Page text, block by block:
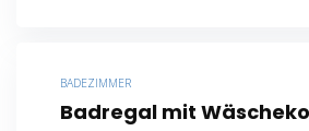
BADEZIMMER
Badregal mit